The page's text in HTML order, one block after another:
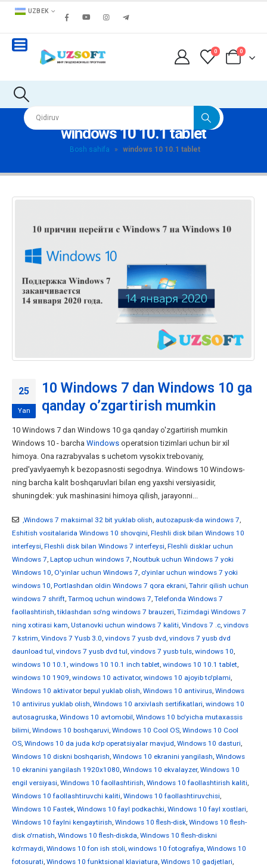
UZBEK
0 0
windows 10 10.1 tablet
Bosh sahifa » windows 10 10.1 tablet
25
Yan
10 Windows 7 dan Windows 10 ga
qanday o’zgartirish mumkin
10 Windows 7 dan Windows 10 ga qanday o'zgartirish mumkin
Windows 10 - barcha Windows operatsion tizimlari uchun bir xil
himoya. Ona razrabyvalas s uchetom vysokix trebovaniy,
pred'yavlyaemyh k bezopasnosti segodnya. Windows 10 Windows-
ning barcha kalit boshqaruvlari bilan eng yaxshi versiyasidir,
shuningdek: yuk mashinasini himoya qilish, jarayonni...
,Windows 7 maksimal 32 bit yuklab olish, autozapusk-da windows 7,
Eshitish vositalarida Windows 10 shovqini, Fleshli disk bilan Windows 10
interfeysi, Fleshli disk bilan Windows 7 interfeysi, Fleshli disklar uchun
Windows 7, Laptop uchun windows 7, Noutbuk uchun Windows 7 yoki
Windows 10, O'yinlar uchun Windows 7, o'yinlar uchun windows 7 yoki
windows 10, Portlashdan oldin Windows 7 qora ekrani, Tahrir qilish uchun
windows 7 shrift, Tarmoq uchun windows 7, Telefonda Windows 7
faollashtirish,tiklashdan so'ng windows 7 brauzeri, Tizimdagi Windows 7
ning xotirasi kam, Ustanovki uchun windows 7 kaliti, Vindovs 7 .c, vindovs
7 kstrim, Vindovs 7 Yusb 3.0, vindovs 7 yusb dvd, vindovs 7 yusb dvd
daunload tul, vindovs 7 yusb dvd tul, vindovs 7 yusb tuls, windows 10,
windows 10 10.1 , windows 10 10.1 inch tablet, windows 10 10.1 tablet,
windows 10 1909, windows 10 activator, windows 10 ajoyib to'plami,
Windows 10 aktivator bepul yuklab olish, Windows 10 antivirus, Windows
10 antivirus yuklab olish, Windows 10 arxivlash sertifikatlari, windows 10
autosagruska, Windows 10 avtomobil, Windows 10 bo'yicha mutaxassis
bilimi, Windows 10 boshqaruvi, Windows 10 Cool OS, Windows 10 Cool
OS, Windows 10 da juda ko'p operatsiyalar mavjud, Windows 10 dasturi,
Windows 10 diskni boshqarish, Windows 10 ekranini yangilash, Windows
10 ekranini yangilash 1920x1080, Windows 10 ekvalayzer, Windows 10
engil versiyasi, Windows 10 faollashtirish, Windows 10 faollashtirish kaliti,
Windows 10 faollashtiruvchi kaliti, Windows 10 faollashtiruvchisi,
Windows 10 Fastek, Windows 10 fayl podkachki, Windows 10 fayl xostlari,
Windows 10 faylni kengaytirish, Windows 10 flesh-disk, Windows 10 flesh-
disk o'rnatish, Windows 10 flesh-diskda, Windows 10 flesh-diskni
ko'rmaydi, Windows 10 fon ish stoli, windows 10 fotografiya, Windows 10
fotosurati, Windows 10 funktsional klaviatura, Windows 10 gadjetlari,